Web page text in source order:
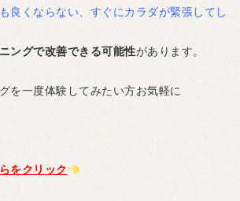
良くならない、すぐにカラダが緊張してし
ングで改善できる可能性があります。
を一度体験してみたい方お気軽に
をクリック